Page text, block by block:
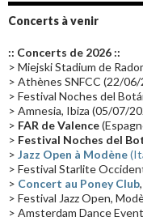
Groupe de Recherche Musicale
Passages radio
Les concerts en Chine(16)
Synthé Roland(15)
(14)
Tournée 2025(14) 2024
Concerts à venir
:: Concerts de 2026 ::
> Miejski Stadium de
> Athènes SNFCC (22/06/
> Festival Noches del
> Amnesia, Ibiza (05/07/
> FAR de Valence
> Festival Noches del
> Jazz Open à Modène
> Festival Starlite
> Concert au Poney Club
> Festival Jazz Open,
> Amsterdam Dance